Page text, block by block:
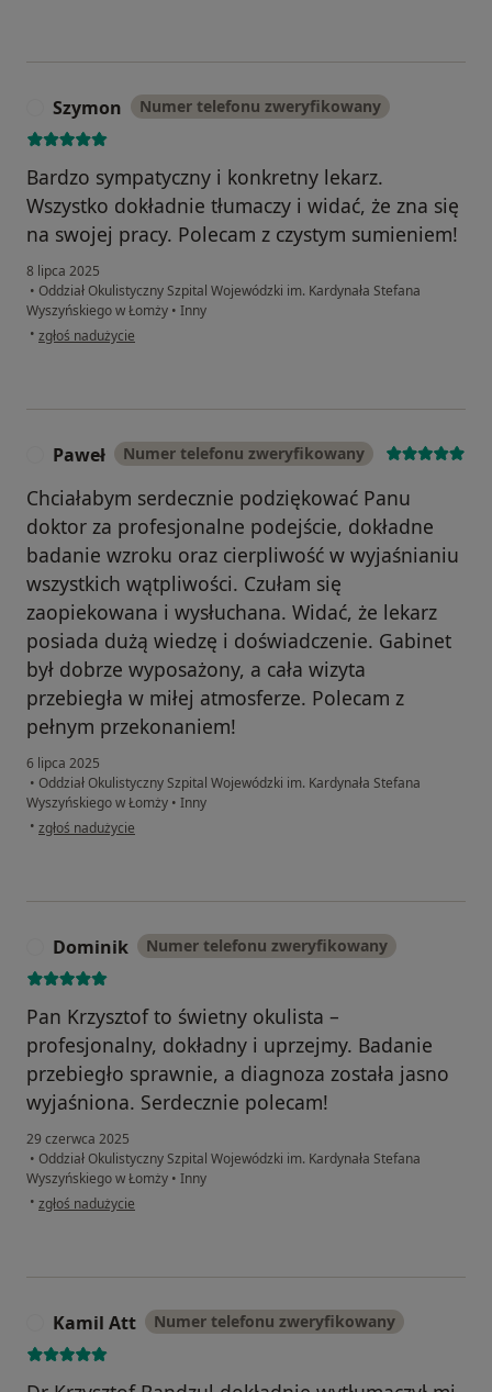
Szymon Numer telefonu zweryfikowany
Bardzo sympatyczny i konkretny lekarz.
Wszystko dokładnie tłumaczy i widać, że zna się
na swojej pracy. Polecam z czystym sumieniem!
8 lipca 2025
• Oddział Okulistyczny Szpital Wojewódzki im. Kardynała Stefana
Wyszyńskiego w Łomży • Inny
• w opinii użytkownika Szymon
zgłoś nadużycie
Paweł Numer telefonu zweryfikowany
Chciałabym serdecznie podziękować Panu
doktor za profesjonalne podejście, dokładne
badanie wzroku oraz cierpliwość w wyjaśnianiu
wszystkich wątpliwości. Czułam się
zaopiekowana i wysłuchana. Widać, że lekarz
posiada dużą wiedzę i doświadczenie. Gabinet
był dobrze wyposażony, a cała wizyta
przebiegła w miłej atmosferze. Polecam z
pełnym przekonaniem!
6 lipca 2025
• Oddział Okulistyczny Szpital Wojewódzki im. Kardynała Stefana
Wyszyńskiego w Łomży • Inny
• w opinii użytkownika Paweł
zgłoś nadużycie
Dominik Numer telefonu zweryfikowany
Pan Krzysztof to świetny okulista –
profesjonalny, dokładny i uprzejmy. Badanie
przebiegło sprawnie, a diagnoza została jasno
wyjaśniona. Serdecznie polecam!
29 czerwca 2025
• Oddział Okulistyczny Szpital Wojewódzki im. Kardynała Stefana
Wyszyńskiego w Łomży • Inny
• w opinii użytkownika Dominik
zgłoś nadużycie
Kamil Att Numer telefonu zweryfikowany